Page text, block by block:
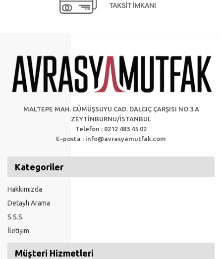
MALTEPE MAH. GÜMÜŞSUYU CAD. DALGIÇ ÇARŞISI NO 3 A
ZEYTİNBURNU/İSTANBUL
Telefon : 0212 483 45 02
E-posta : info@avrasyamutfak.com
Kategoriler
Hakkımızda
Detaylı Arama
S.S.S.
İletişim
Müşteri Hizmetleri